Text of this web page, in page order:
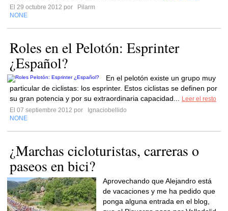
El 29 octubre 2012 por
Pilarm
NONE
Roles en el Pelotón: Esprinter
¿Español?
En el pelotón existe un grupo muy
particular de ciclistas: los esprinter. Estos ciclistas se definen por
su gran potencia y por su extraordinaria capacidad...
Leer el resto
El 07 septiembre 2012 por
Ignaciobellido
NONE
¿Marchas cicloturistas, carreras o
paseos en bici?
Aprovechando que Alejandro está
de vacaciones y me ha pedido que
ponga alguna entrada en el blog,